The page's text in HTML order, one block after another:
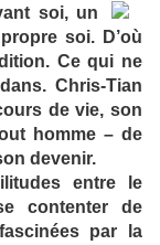
soi, un
soi. D’où
Ce qui ne
Chris-Tian
de vie, son
homme – de
devenir.
entre le
contenter de
par la